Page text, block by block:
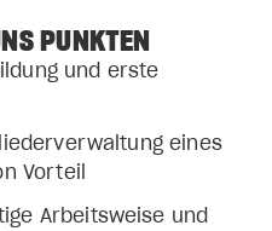
PUNKTEN
und erste
eines
Vorteil
Arbeitsweise und